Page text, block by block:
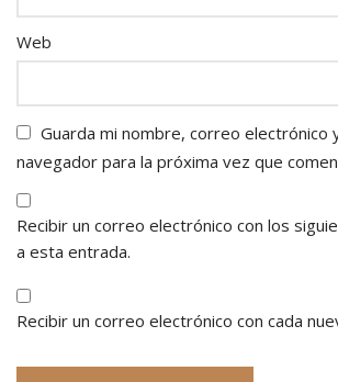
Web
Guarda mi nombre, correo electrónico
navegador para la próxima vez que
Recibir un correo electrónico con los
a esta entrada.
Recibir un correo electrónico con cada